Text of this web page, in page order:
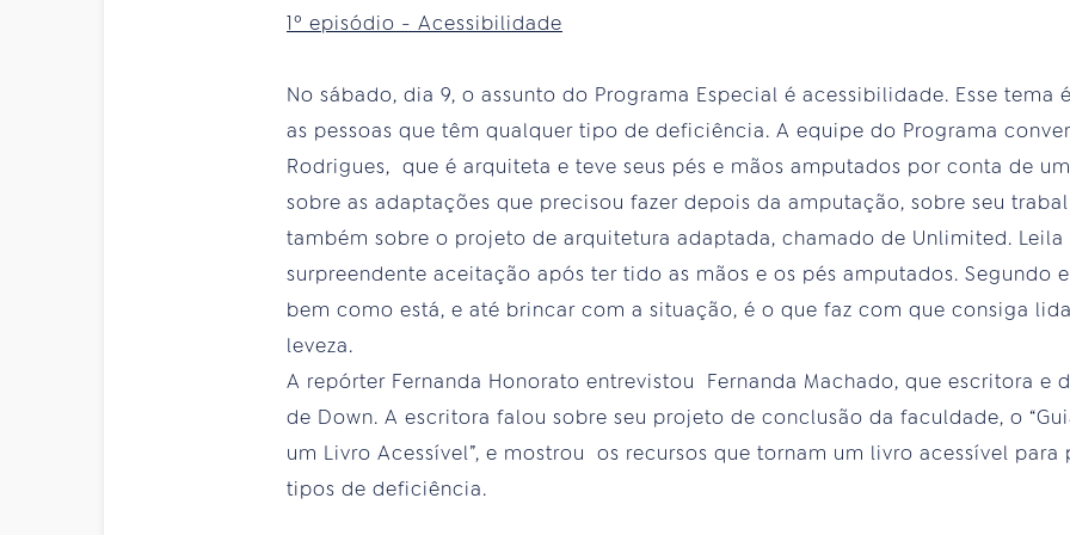
1º episódio - Acessibilidade
No sábado, dia 9, o assunto do Programa Especial é acessibilidade. Esse
as pessoas que têm qualquer tipo de deficiência. A equipe do Programa
Rodrigues, que é arquiteta e teve seus pés e mãos amputados por conta de
sobre as adaptações que precisou fazer depois da amputação, sobre seu
também sobre o projeto de arquitetura adaptada, chamado de Unlimited.
surpreendente aceitação após ter tido as mãos e os pés amputados. Segundo
bem como está, e até brincar com a situação, é o que faz com que consiga
leveza.
A repórter Fernanda Honorato entrevistou Fernanda Machado, que escritora e
de Down. A escritora falou sobre seu projeto de conclusão da faculdade, o
um Livro Acessível”, e mostrou os recursos que tornam um livro acessível para
tipos de deficiência.